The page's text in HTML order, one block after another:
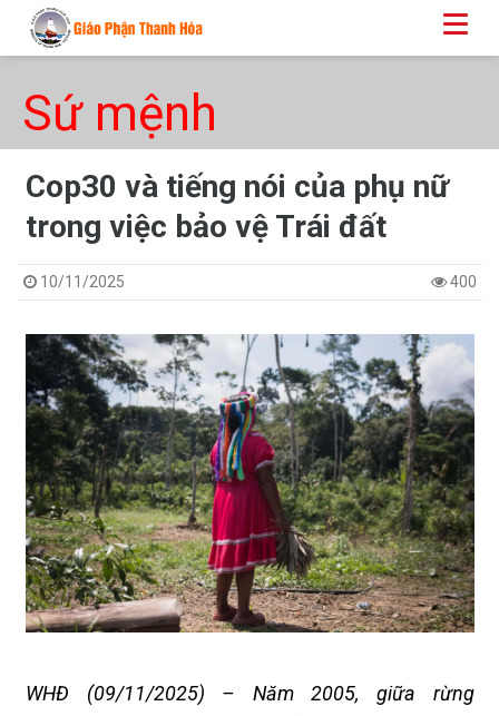
Sứ mệnh
Cop30 và tiếng nói của phụ nữ
trong việc bảo vệ Trái đất
10/11/2025 400
WHĐ (09/11/2025) – Năm 2005, giữa rừng